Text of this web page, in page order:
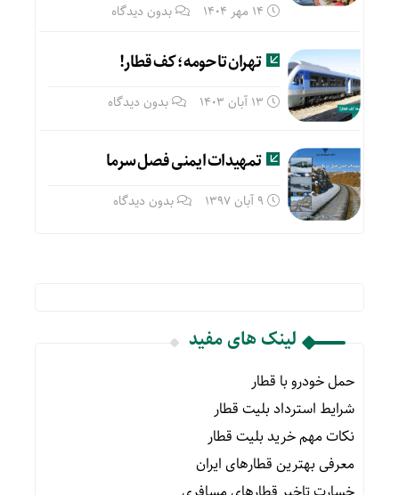
14 مهر 1404 بدون دیدگاه
تهران تا حومه؛ کف قطار!
13 آبان 1403 بدون دیدگاه
تمهیدات ایمنی فصل سرما
9 آبان 1397 بدون دیدگاه
لینک های مفید
حمل خودرو با قطار
شرایط استرداد بلیت قطار
نکات مهم خرید بلیت قطار
معرفی بهترین قطارهای ایران